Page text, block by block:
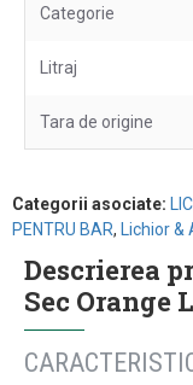
Categorie
Litraj
Tara de origine
Categorii asociate:
PENTRU BAR, Lichior &
Descrierea
Sec Orange